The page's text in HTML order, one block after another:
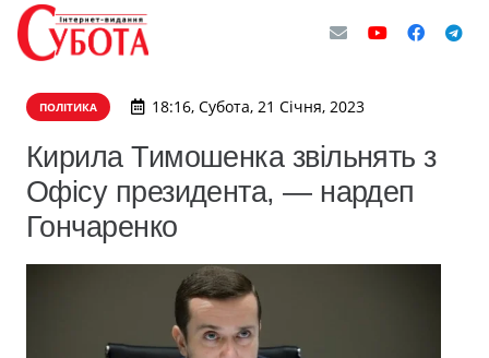
ПОЛІТИКА 18:16, Субота, 21 Січня, 2023
Кирила Тимошенка звільнять з
Офісу президента, — нардеп
Гончаренко